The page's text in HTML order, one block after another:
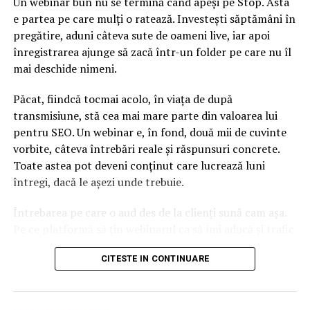
Veste importantă pentru clienții Băncii Transilvania și
Bancpost! Ce modificări au loc din ianuarie 2019
NU RATATI
Răsturnare de situație! Toți șoferii vor fi afectați-La
câte puncte de penalizare vi se va suspenda permisul
e partea pe care mulți o ratează. Investești săptămâni în
pregătire, aduni câteva sute de oameni live, iar apoi
înregistrarea ajunge să zacă într-un folder pe care nu îl
mai deschide nimeni.
Păcat, fiindcă tocmai acolo, în viața de după
transmisiune, stă cea mai mare parte din valoarea lui
pentru SEO. Un webinar e, în fond, două mii de cuvinte
vorbite, câteva întrebări reale și răspunsuri concrete.
Toate astea pot deveni conținut care lucrează luni
întregi, dacă le așezi unde trebuie.
Întrebarea pe care o aud des de la clienți sună cam așa.
din Google, nu doar lead-uri pe moment? Răspunsul
scurt e că platforma contează, dar nu în felul în care
CITESTE IN CONTINUARE